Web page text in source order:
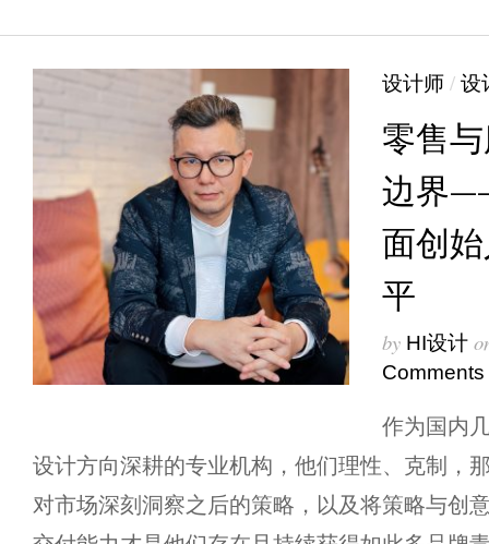
设计师 / 设
零售
边界
面创
平
by HI设计
Comments
作为国内
设计方向深耕的专业机构，他们理性、克制，
对市场深刻洞察之后的策略，以及将策略与创